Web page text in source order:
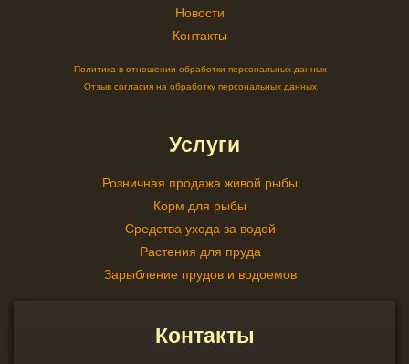
Новости
Контакты
Политика в отношении обработки персональных данных
Отзыв согласия на обработку персональных данных
Услуги
Розничная продажа живой рыбы
Корм для рыбы
Средства ухода за водой
Растения для пруда
Зарыбление прудов и водоемов
Контакты